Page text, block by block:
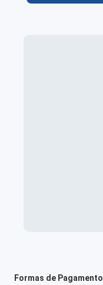
Formas de Pagamento